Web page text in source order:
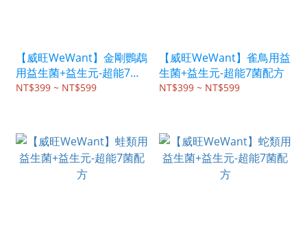
【威旺WeWant】金剛鸚鵡
用益生菌+益生元-超能7菌
配方
NT$399 ~ NT$599
【威旺WeWant】雀鳥用益
生菌+益生元-超能7菌配方
NT$399 ~ NT$599